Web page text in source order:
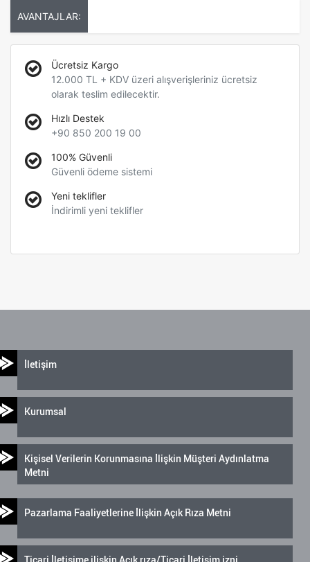
AVANTAJLAR:
Ücretsiz Kargo
12.000 TL + KDV üzeri alışverişleriniz ücretsiz
olarak teslim edilecektir.
Hızlı Destek
+90 850 200 19 00
100% Güvenli
Güvenli ödeme sistemi
Yeni teklifler
İndirimli yeni teklifler
İletişim
Kurumsal
Kişisel Verilerin Korunmasına İlişkin Müşteri Aydınlatma
Metni
Pazarlama Faaliyetlerine İlişkin Açık Rıza Metni